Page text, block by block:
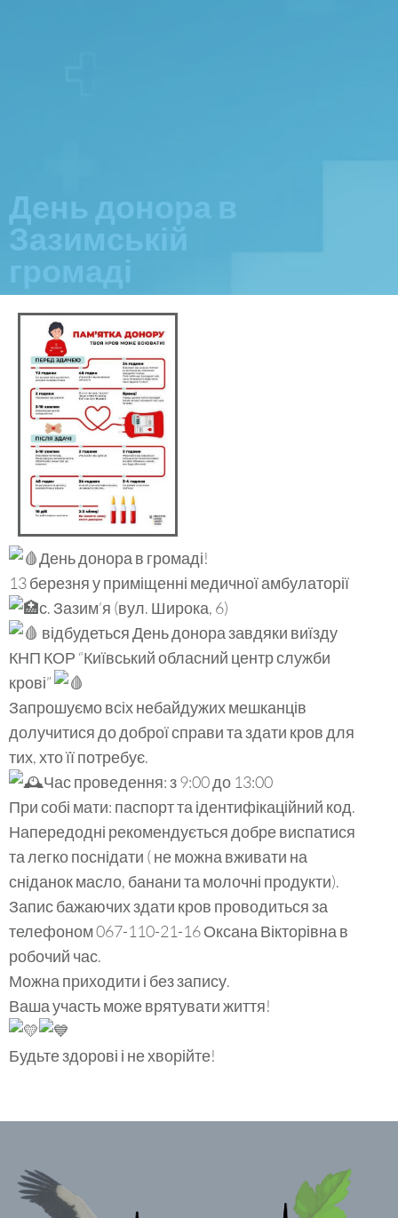
День донора в
Зазимській
громаді
День донора в громаді!
13 березня у приміщенні медичної амбулаторії
с. Зазим’я (вул. Широка, 6)
відбудеться День донора завдяки виїзду
КНП КОР “Київський обласний центр служби
крові”
Запрошуємо всіх небайдужих мешканців
долучитися до доброї справи та здати кров для
тих, хто її потребує.
Час проведення: з 9:00 до 13:00
При собі мати: паспорт та ідентифікаційний код.
Напередодні рекомендується добре виспатися
та легко поснідати ( не можна вживати на
сніданок масло, банани та молочні продукти).
Запис бажаючих здати кров проводиться за
телефоном 067-110-21-16 Оксана Вікторівна в
робочий час.
Можна приходити і без запису.
Ваша участь може врятувати життя!
Будьте здорові і не хворійте!